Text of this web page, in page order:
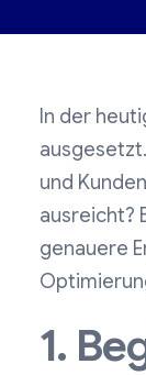
In der
und
ausreicht?
genauere
1.